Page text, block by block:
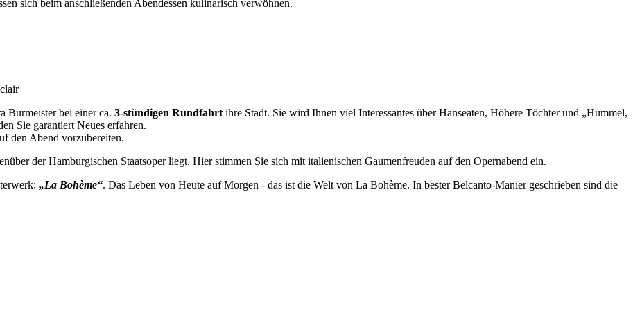
sich beim anschließenden Abendessen kulinarisch verwöhnen.
Burmeister bei einer ca. 3-stündigen Rundfahrt ihre Stadt. Sie wird Ihnen viel Interessantes über Hanseaten, Höhere Töchter und „Hummel,
Sie garantiert Neues erfahren.
den Abend vorzubereiten.
der Hamburgischen Staatsoper liegt. Hier stimmen Sie sich mit italienischen Gaumenfreuden auf den Opernabend ein.
„La Bohème“. Das Leben von Heute auf Morgen - das ist die Welt von La Bohème. In bester Belcanto-Manier geschrieben sind die